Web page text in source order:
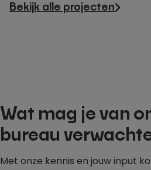
Bekijk alle projecten
Wat mag je van
bureau
Met onze kennis en jouw input